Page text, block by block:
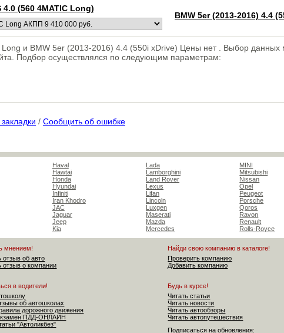
4.0 (560 4MATIC Long)
BMW 5er (2013-2016) 4.4
и BMW 5er (2013-2016) 4.4 (550i xDrive) Цены нет . Выбор данных
Подбор осуществлялся по следующим параметрам:
/ Сообщить об ошибке
Haval
Hawtai
Honda
Hyundai
Infiniti
Iran Khodro
JAC
Jaguar
Jeep
Kia
Lada
Lamborghini
Land Rover
Lexus
Lifan
Lincoln
Luxgen
Maserati
Mazda
Mercedes
MINI
Mitsubishi
Nissan
Opel
Peugeot
Porsche
Qoros
Ravon
Renault
Rolls-Royce
мнением!
отзыв об авто
отзыв о компании
Найди свою компанию в каталоге!
Проверить компанию
Добавить компанию
в водители!
об автошколах
дорожного движения
ПДД-ОНЛАЙН
"Автоликбез"
Будь в курсе!
Читать статьи
Читать новости
Читать автообзоры
Читать автопутешествия
Подписаться на обновления: